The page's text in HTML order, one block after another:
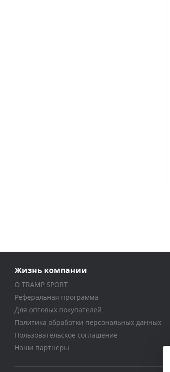
Жизнь компании
О TRAMP SPORT
Реферальная программа
Для оптовых покупателей
Политика обработки персональных данных
Пользовательское соглашение
Наши партнеры